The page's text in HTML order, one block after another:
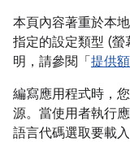
本頁內容著重於本
指定的設定類型 (螢
明，請參閱「 提供
編寫應用程式時，
源。當使用者執行
語言代碼選取要載